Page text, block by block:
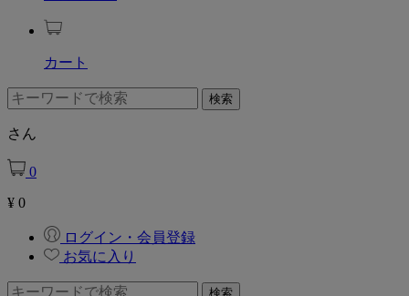
カート
さん
0
¥ 0
ログイン・会員登録
お気に入り